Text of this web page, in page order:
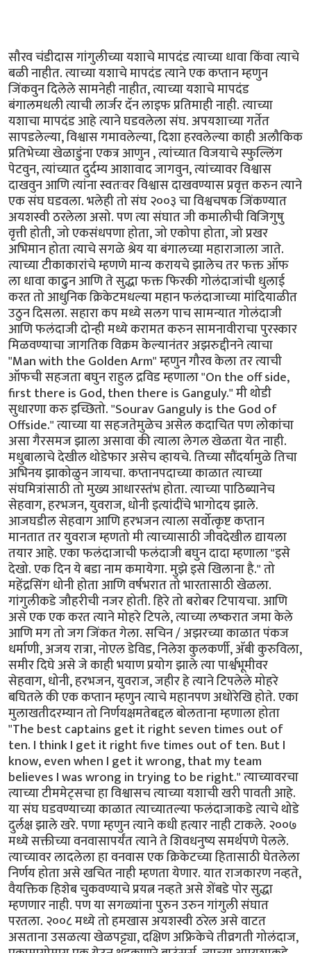
सौरव चंडीदास गांगुलीच्या यशाचे मापदंड त्याच्या धावा किंवा त्याचे
बळी नाहीत. त्याच्या यशाचे मापदंड त्याने एक कप्तान म्हणुन
जिंकवुन दिलेले सामनेही नाहीत, त्याच्या यशाचे मापदंड
बंगालमधली त्याची लार्जर दॅन लाइफ प्रतिमाही नाही. त्याच्या
यशाचा मापदंड आहे त्याने घडवलेला संघ. अपयशाच्या गर्तेत
सापडलेल्या, विश्वास गमावलेल्या, दिशा हरवलेल्या काही अलौकिक
प्रतिभेच्या खेळाडुंना एकत्र आणुन , त्यांच्यात विजयाचे स्फुल्लिंग
पेटवुन, त्यांच्यात दुर्दम्य आशावाद जागवुन, त्यांच्यावर विश्वास
दाखवुन आणि त्यांना स्वतःवर विश्वास दाखवण्यास प्रवृत्त करुन त्याने
एक संघ घडवला. भलेही तो संघ २००३ चा विश्वचषक जिंकण्यात
अयशस्वी ठरलेला असो. पण त्या संघात जी कमालीची विजिगुषु
वृत्ती होती, जो एकसंधपणा होता, जो एकोपा होता, जो प्रखर
अभिमान होता त्याचे सगळे श्रेय या बंगालच्या महाराजाला जाते.
त्याच्या टीकाकारांचे म्हणणे मान्य करायचे झालेच तर फक्त ऑफ
ला धावा काढुन आणि ते सुद्धा फक्त फिरकी गोलंदाजांची धुलाई
करत तो आधुनिक क्रिकेटमधल्या महान फलंदाजाच्या मांदियाळीत
उठुन दिसला. सहारा कप मध्ये सलग पाच सामन्यात गोलंदाजी
आणि फलंदाजी दोन्ही मध्ये करामत करुन सामनावीराचा पुरस्कार
मिळवण्याचा जागतिक विक्रम केल्यानंतर अझरुद्दीनने त्याचा
"Man with the Golden Arm" म्हणुन गौरव केला तर त्याची
ऑफची सहजता बघुन राहुल द्रविड म्हणाला "On the off side,
first there is God, then there is Ganguly." मी थोडी
सुधारणा करु इच्छितो. "Sourav Ganguly is the God of
Offside." त्याच्या या सहजतेमुळेच असेल कदाचित पण लोकांचा
असा गैरसमज झाला असावा की त्याला लेगल खेळता येत नाही.
मधुबालाचे देखील थोडेफार असेच व्हायचे. तिच्या सौंदर्यामुळे तिचा
अभिनय झाकोळुन जायचा. कप्तानपदाच्या काळात त्याच्या
संघमित्रांसाठी तो मुख्य आधारस्तंभ होता. त्याच्या पाठिब्यानेच
सेहवाग, हरभजन, युवराज, धोनी इत्यांदींचे भागोदय झाले.
आजघडील सेहवाग आणि हरभजन त्याला सर्वोत्कृष्ट कप्तान
मानतात तर युवराज म्हणतो मी त्याच्यासाठी जीवदेखील द्यायला
तयार आहे. एका फलंदाजाची फलंदाजी बघुन दादा म्हणाला "इसे
देखो. एक दिन ये बडा नाम कमायेगा. मुझे इसे खिलाना है." तो
महेंद्रसिंग धोनी होता आणि वर्षभरात तो भारतासाठी खेळला.
गांगुलीकडे जौहरीची नजर होती. हिरे तो बरोबर टिपायचा. आणि
असे एक एक करत त्याने मोहरे टिपले, त्याच्या लष्करात जमा केले
आणि मग तो जग जिंकत गेला. सचिन / अझरच्या काळात पंकज
धर्माणी, अजय रात्रा, नोएल डेविड, निलेश कुलकर्णी, अ‍ॅबी कुरुविला,
समीर दिघे असे जे काही भयाण प्रयोग झाले त्या पार्श्वभूमीवर
सेहवाग, धोनी, हरभजन, युवराज, जहीर हे त्याने टिपलेले मोहरे
बघितले की एक कप्तान म्हणुन त्याचे महानपण अधोरेखि होते. एका
मुलाखतीदरम्यान तो निर्णयक्षमतेबद्दल बोलताना म्हणाला होता
"The best captains get it right seven times out of
ten. I think I get it right five times out of ten. But I
know, even when I get it wrong, that my team
believes I was wrong in trying to be right." त्याच्यावरचा
त्याच्या टीममेट्सचा हा विश्वासच त्याच्या यशाची खरी पावती आहे.
या संघ घडवण्याच्या काळात त्याच्यातल्या फलंदाजाकडे त्याचे थोडे
दुर्लक्ष झाले खरे. पणा म्हणुन त्याने कधी हत्यार नाही टाकले. २००७
मध्ये सक्तीच्या वनवासापर्यंत त्याने ते शिवधनुष्य समर्थपणे पेलले.
त्याच्यावर लादलेला हा वनवास एक क्रिकेटच्या हितासाठी घेतलेला
निर्णय होता असे खचित नाही म्हणता येणार. यात राजकारण नव्हते,
वैयक्तिक हिशेब चुकवण्याचे प्रयत्न नव्हते असे शेंबडे पोर सुद्धा
म्हणणार नाही. पण या सगळ्यांना पुरुन उरुन गांगुली संघात
परतला. २००८ मध्ये तो हमखास अयशस्वी ठरेल असे वाटत
असताना उसळत्या खेळपट्ट्या, दक्षिण अफ्रिकेचे तीव्रगती गोलंदाज,